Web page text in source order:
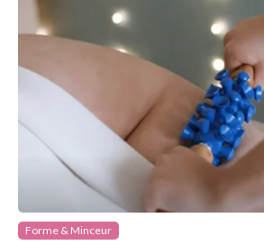
Forme & Minceur